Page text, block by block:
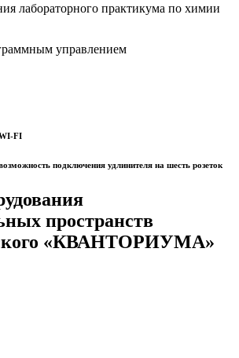
лабораторного практикума по химии
управлением
FI
подключения удлинителя на шесть розеток
пространств
«КВАНТОРИУМА»